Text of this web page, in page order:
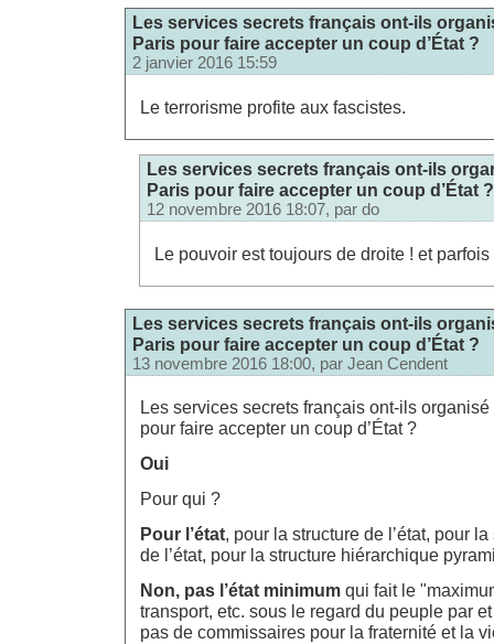
Les services secrets français ont-ils
Paris pour faire accepter un coup d’État ?
2 janvier 2016 15:59
Le terrorisme profite aux fascistes.
Les services secrets français ont-ils
Paris pour faire accepter un coup d’État ?
12 novembre 2016 18:07, par do
Le pouvoir est toujours de droite ! et
Les services secrets français ont-ils
Paris pour faire accepter un coup d’État ?
13 novembre 2016 18:00, par Jean Cendent
Les services secrets français ont-ils
pour faire accepter un coup d’État ?
Oui
Pour qui ?
Pour l’état, pour la structure de l’état, pour
de l’état, pour la structure hiérarchique
Non, pas l’état minimum qui fait le
transport, etc. sous le regard du peuple par
pas de commissaires pour la fraternité et la